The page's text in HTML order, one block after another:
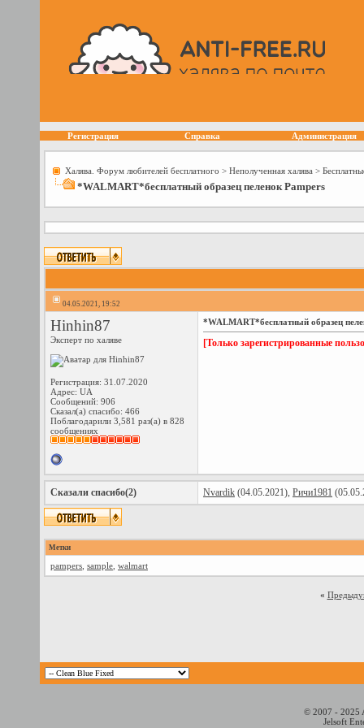
Регистрация Справка Администрация
Халява. Форум любителей бесплатного > Неполученная халява >
*WALMART*бесплатный образец пеленок Pampers
04.05.2021, 19:52
Hinhin87
Эксперт по халяве
Регистрация: 31.07.2020
Адрес: UA
Сообщений: 906
Сказал(а) спасибо: 466
Поблагодарили 3,581 раз(а) в 828
сообщениях
*WALMART*бесплатный образец
[Только зарегистрированные
Сказали спасибо(2) Nvardik (04.05.2021), Ричи1981
Метки
pampers sample walmart
«
© 2007 - 2025
Jelsoft